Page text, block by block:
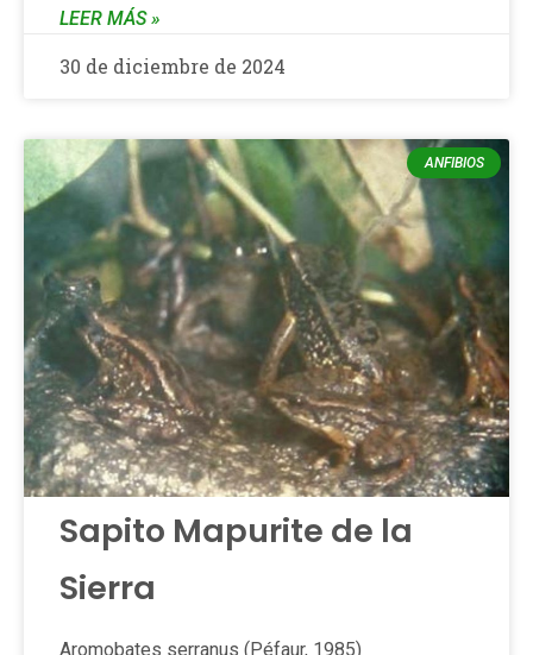
LEER MÁS »
30 de diciembre de 2024
ANFIBIOS
Sapito Mapurite de la
Sierra
Aromobates serranus (Péfaur, 1985)